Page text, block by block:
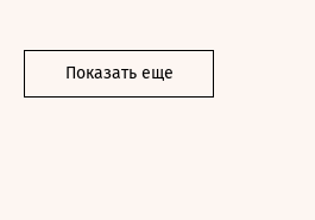
Показать еще